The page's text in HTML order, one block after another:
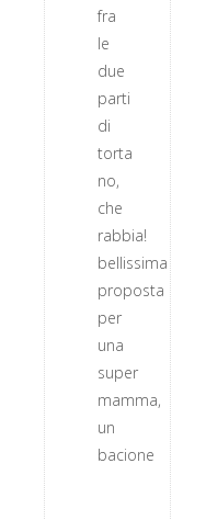
fra
le
due
parti
di
torta
no,
che
rabbia!
bellissima
proposta
per
una
super
mamma,
un
bacione